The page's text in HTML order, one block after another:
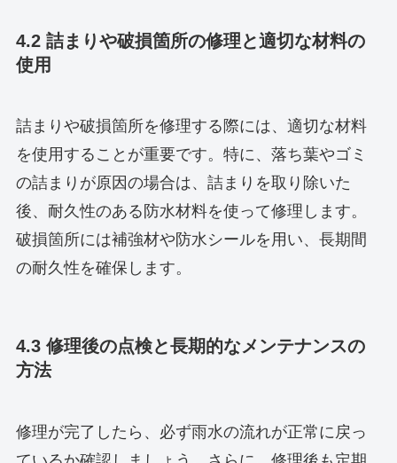
4.2 詰まりや破損箇所の修理と適切な材料の
使用
詰まりや破損箇所を修理する際には、適切な材料
を使用することが重要です。特に、落ち葉やゴミ
の詰まりが原因の場合は、詰まりを取り除いた
後、耐久性のある防水材料を使って修理します。
破損箇所には補強材や防水シールを用い、長期間
の耐久性を確保します。
4.3 修理後の点検と長期的なメンテナンスの
方法
修理が完了したら、必ず雨水の流れが正常に戻っ